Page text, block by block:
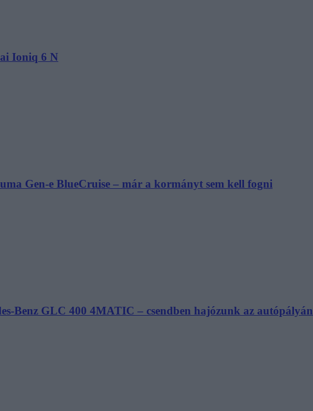
Ioniq 6 N
Gen-e BlueCruise – már a kormányt sem kell fogni
Benz GLC 400 4MATIC – csendben hajózunk az autópályán